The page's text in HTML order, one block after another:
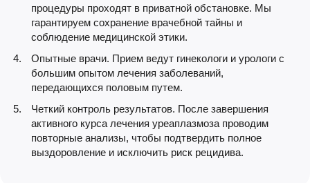
процедуры проходят в приватной обстановке. Мы
гарантируем сохранение врачебной тайны и
соблюдение медицинской этики.
Опытные врачи. Прием ведут гинекологи и урологи с
большим опытом лечения заболеваний,
передающихся половым путем.
Четкий контроль результатов. После завершения
активного курса лечения уреаплазмоза проводим
повторные анализы, чтобы подтвердить полное
выздоровление и исключить риск рецидива.